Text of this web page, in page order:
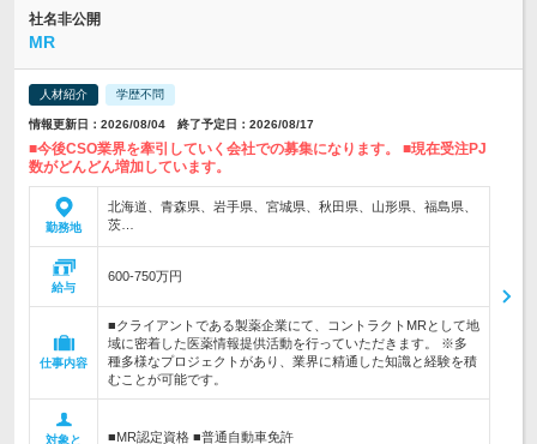
社名非公開
MR
人材紹介 学歴不問
情報更新日：2026/08/04 終了予定日：2026/08/17
■今後CSO業界を牽引していく会社での募集になります。 ■現在受注PJ
数がどんどん増加しています。
勤務地
北海道、青森県、岩手県、宮城県、秋田県、山形県、福島県、
茨…
給与
600-750万円
仕事内容
■クライアントである製薬企業にて、コントラクトMRとして地
域に密着した医薬情報提供活動を行っていただきます。 ※多
種多様なプロジェクトがあり、業界に精通した知識と経験を積
むことが可能です。
対象と
■MR認定資格 ■普通自動車免許